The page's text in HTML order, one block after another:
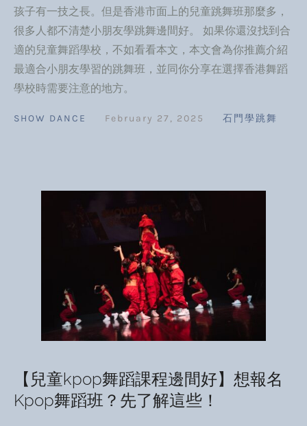
孩子有一技之長。但是香港市面上的兒童跳舞班那麼多，
很多人都不清楚小朋友學跳舞邊間好。 如果你還沒找到合
適的兒童舞蹈學校，不如看看本文，本文會為你推薦介紹
最適合小朋友學習的跳舞班，並同你分享在選擇香港舞蹈
學校時需要注意的地方。
SHOW DANCE February 27, 2025 石門學跳舞
【兒童kpop舞蹈課程邊間好】想報名
Kpop舞蹈班？先了解這些！